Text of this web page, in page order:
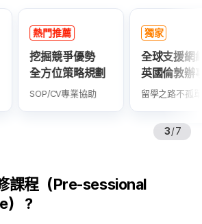
3/7
熱門推薦
挖掘競爭優勢
全方位策略規劃
SOP/CV專業協助
獨家
全球支援網
英國倫敦辦
留學之路不孤單
課程（Pre-sessional
）？